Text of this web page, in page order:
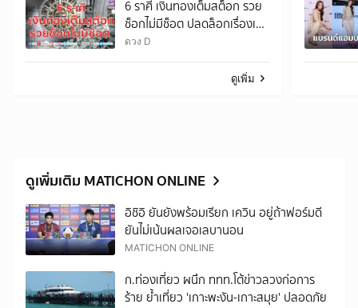
6 ราศี เงินทองเต็มสต็อก รวย
ช็อกไม่มีช็อต ปลดล็อกเรื่องเงิน
มีลาภลอยจ่อคิว
ดวง D
ดูเพิ่ม
ดูเพิ่มเติม MATICHON ONLINE
อิชิอิ ยันยังพร้อมเรียก เควิน อยู่ถ้าฟอร์มดี
ยันไม่เน้นผลเจอเลบานอน
MATICHON ONLINE
ก.ท่องเที่ยว ผนึก ททท.โต้ข่าวลวงก่อการ
ร้าย ย้ำเที่ยว 'เกาะพะงัน-เกาะสมุย' ปลอดภัย